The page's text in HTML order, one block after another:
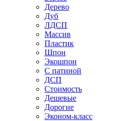
Дерево
Дуб
ЛДСП
Массив
Пластик
Шпон
Экошпон
С патиной
ДСП
Стоимость
Дешевые
Дорогие
Эконом-класс